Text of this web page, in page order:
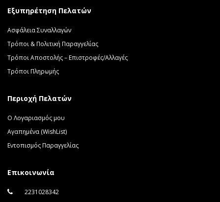
Εξυπηρέτηση Πελατών
Ασφάλεια Συναλλαγών
Τρόποι & Πολιτική Παραγγελίας
Τρόποι Αποστολής – Επιστροφές/Αλλαγές
Τρόποι Πληρωμής
Περιοχή Πελατών
Ο Λογαριασμός μου
Αγαπημένα (WishList)
Εντοπισμός Παραγγελίας
Επικοινωνία
2231028342